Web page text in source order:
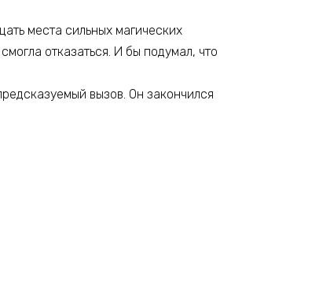
места сильных магических
отказаться. И бы подумал, что
вызов. Он закончился